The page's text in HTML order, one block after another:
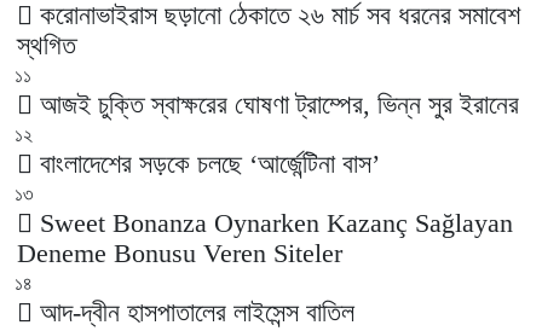
করোনাভাইরাস ছড়ানো ঠেকাতে ২৬ মার্চ সব ধরনের সমাবেশ
স্থগিত
১১
আজই চুক্তি স্বাক্ষরের ঘোষণা ট্রাম্পের, ভিন্ন সুর ইরানের
১২
বাংলাদেশের সড়কে চলছে ‘আর্জেন্টিনা বাস’
১৩
Sweet Bonanza Oynarken Kazanç Sağlayan
Deneme Bonusu Veren Siteler
১৪
আদ-দ্বীন হাসপাতালের লাইসেন্স বাতিল